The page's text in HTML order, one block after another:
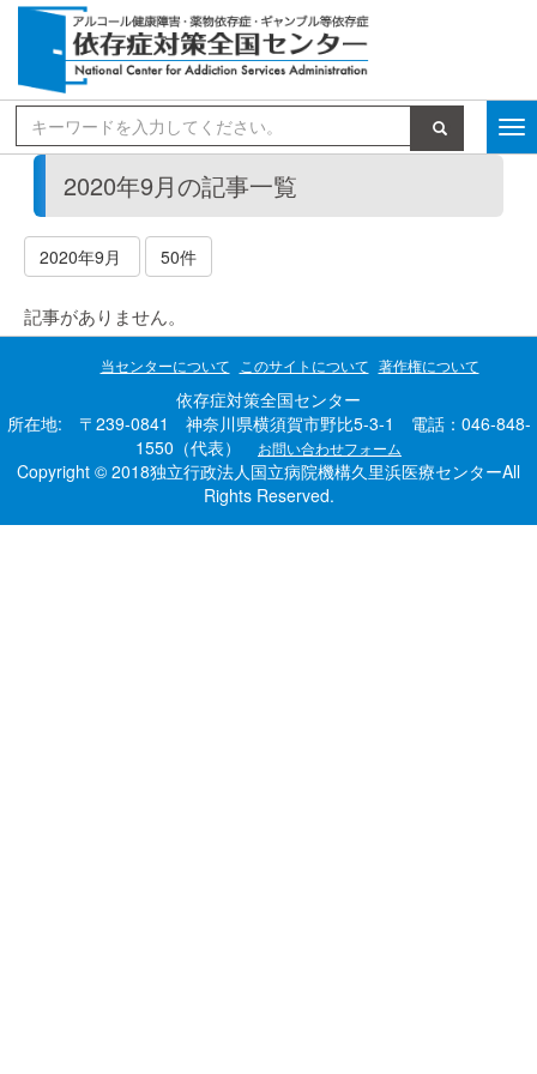
検索
2020年9月の記事一覧
2020年9月 50件
記事がありません。
当センターについて このサイトについて 著作権について
依存症対策全国センター
所在地: 〒239-0841 神奈川県横須賀市野比5-3-1 電話：046-848-
1550（代表）
お問い合わせフォーム
Copyright © 2018独立行政法人国立病院機構久里浜医療センターAll
Rights Reserved.